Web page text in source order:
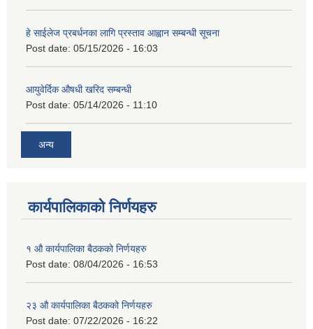
हे साईलेज प्रबर्धनका लागि प्रस्ताव आह्वान सम्बन्धी सूचना
Post date: 05/15/2026 - 16:03
आयुवेर्दिक औषधी खरिद सम्बन्धी
Post date: 05/14/2026 - 11:10
अन्य
कार्यपालिकाको निर्णयहरु
१ औ कार्यपालिका बैठकको निर्णयहरु
Post date: 08/04/2026 - 16:53
२३ औ कार्यपालिका बैठकको निर्णयहरु
Post date: 07/22/2026 - 16:22